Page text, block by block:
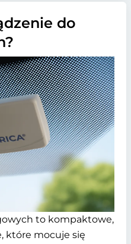
do
to kompaktowe,
które mocuje się